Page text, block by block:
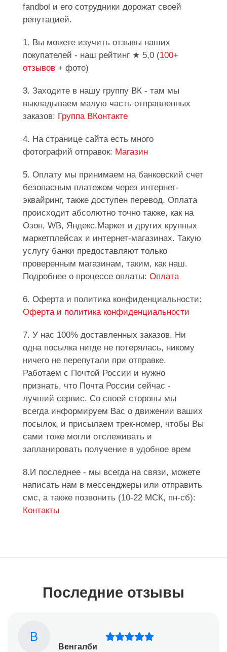
fandbol и его сотрудники дорожат своей
репутацией.
1. Вы можете изучить отзывы наших
покупателей - наш рейтинг ★ 5,0 (100+
отзывов + фото)
3. Заходите в нашу группу ВК - там мы
выкладываем малую часть отправленных
заказов: Группа ВКонтакте
4. На странице сайта есть много
фотографий отправок: Магазин
5. Оплату мы принимаем на банковский счет
безопасным платежом через интернет-
эквайринг, также доступен перевод. Оплата
происходит абсолютно точно также, как на
Озон, WB, Яндекс.Маркет и других крупных
маркетплейсах и интернет-магазинах. Такую
услугу банки предоставляют только
проверенным магазинам, таким, как наш.
Подробнее о процессе оплаты: Оплата
6. Оферта и политика конфиденциальности:
Оферта и политика конфиденциальности
7. У нас 100% доставленных заказов. Ни
одна посылка нигде не потерялась, никому
ничего не перепутали при отправке.
Работаем с Почтой России и нужно
признать, что Почта России сейчас -
лучший сервис. Со своей стороны мы
всегда информируем Вас о движении ваших
посылок, и присылаем трек-номер, чтобы Вы
сами тоже могли отслеживать и
запланировать получение в удобное врем
8.И последнее - мы всегда на связи, можете
написать нам в мессенджеры или отправить
смс, а также позвонить (10-22 МСК, пн-сб):
Контакты
Последние отзывы
В
Венгалби